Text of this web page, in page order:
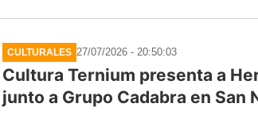
CULTURALES 27/07/2026 - 20:50:03
Cultura Ternium presenta a
junto a Grupo Cadabra en San